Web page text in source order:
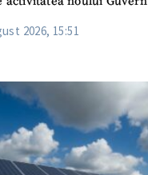
2026, 15:51